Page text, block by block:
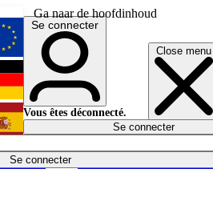
Ga naar de hoofdinhoud
Close menu
Se connecter
Économie
English
Deutsch
Español
Se connecter
Vous êtes déconnecté.
Se connecter